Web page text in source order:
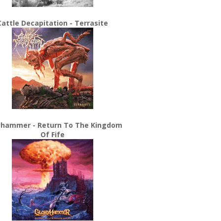
Decapitation - Terrasite
- Return To The Kingdom
Of Fife